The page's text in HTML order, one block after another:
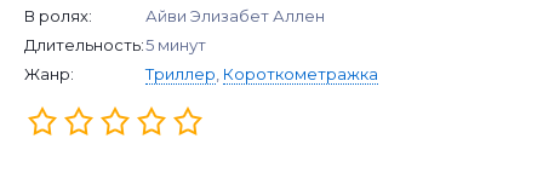
В ролях:
Айви Элизабет Аллен
Длительность:5 минут
Жанр:
Триллер Короткометражка